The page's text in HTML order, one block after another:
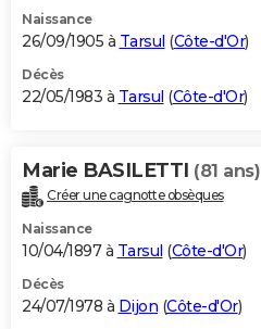
Naissance
26/09/1905 à Tarsul (Côte-d'Or)
Décès
22/05/1983 à Tarsul (Côte-d'Or)
Marie BASILETTI (81 ans)
Créer une cagnotte obsèques
Naissance
10/04/1897 à Tarsul (Côte-d'Or)
Décès
24/07/1978 à Dijon (Côte-d'Or)